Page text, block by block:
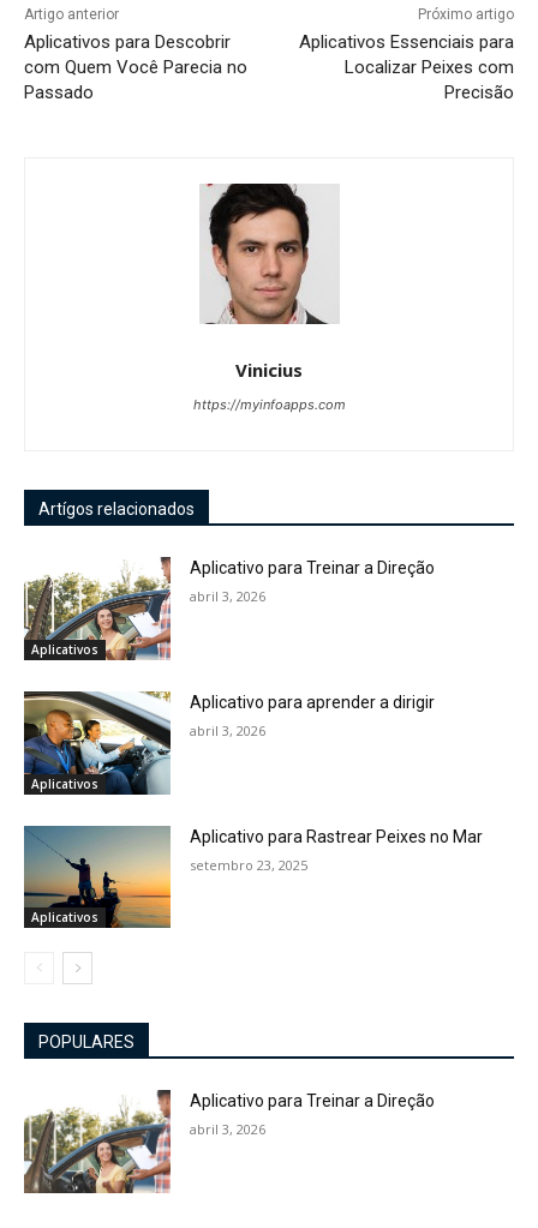
Artigo anterior
Aplicativos para Descobrir
com Quem Você Parecia no
Passado
Próximo artigo
Aplicativos Essenciais para
Localizar Peixes com
Precisão
Vinicius
https://myinfoapps.com
Artígos relacionados
Aplicativos
Aplicativo para Treinar a Direção
abril 3, 2026
Aplicativos
Aplicativo para aprender a dirigir
abril 3, 2026
Aplicativos
Aplicativo para Rastrear Peixes no Mar
setembro 23, 2025
POPULARES
Aplicativo para Treinar a Direção
abril 3, 2026